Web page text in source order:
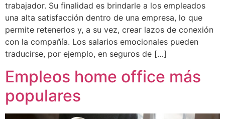
trabajador. Su finalidad es brindarle a los empleados
una alta satisfacción dentro de una empresa, lo que
permite retenerlos y, a su vez, crear lazos de conexión
con la compañía. Los salarios emocionales pueden
traducirse, por ejemplo, en seguros de […]
Empleos home office más
populares